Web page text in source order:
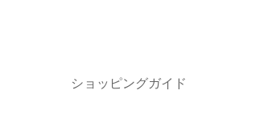
ショッピングガイド